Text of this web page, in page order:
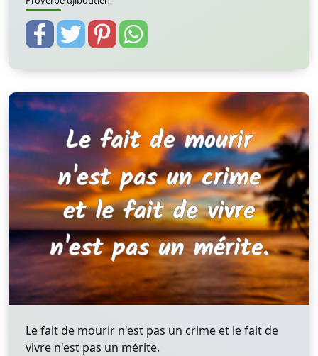
Le fait de mourir n'est pas un crime et le fait de
vivre n'est pas un mérite.